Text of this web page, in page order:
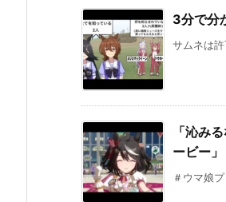
3分で分
サムネは
「沁み
ービー」
＃ウマ娘